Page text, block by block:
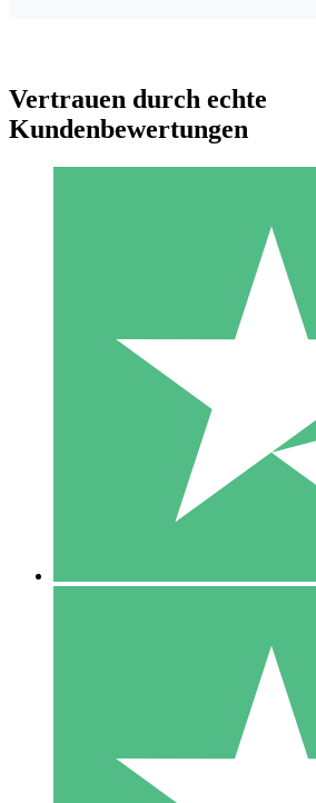
Individuelle
Zahlen Sie nach Bedarf mit
monatliche Verpflichtung
10 00
10 Downloads
20 00
Vertrauen durch echte
Kundenbewertungen